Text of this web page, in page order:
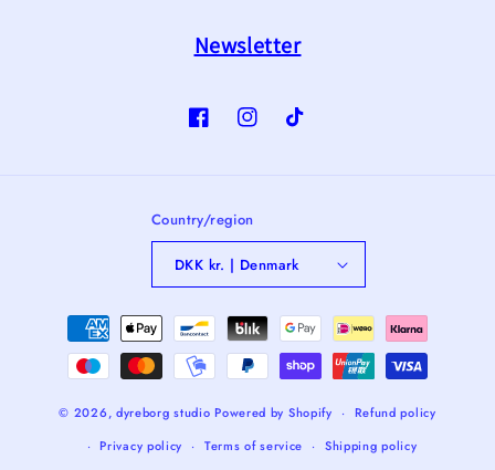
Newsletter
FacebookInstagramTikTok
Country/region
DKK kr. | Denmark
Payment
methods
© 2026, dyreborg studio Powered by Shopify
Refund policy
Privacy policy
Terms of service Shipping policy